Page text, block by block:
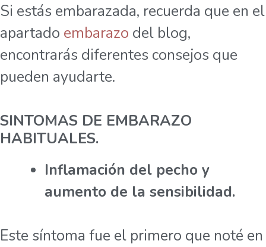
Si estás embarazada, recuerda que en el
apartado embarazo del blog,
encontrarás diferentes consejos que
pueden ayudarte.
SINTOMAS DE EMBARAZO
HABITUALES.
Inflamación del pecho y
aumento de la sensibilidad.
Este síntoma fue el primero que noté en